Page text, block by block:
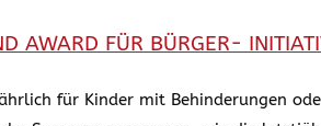
AWARD FÜR BÜRGER-
für Kinder mit Behinderungen